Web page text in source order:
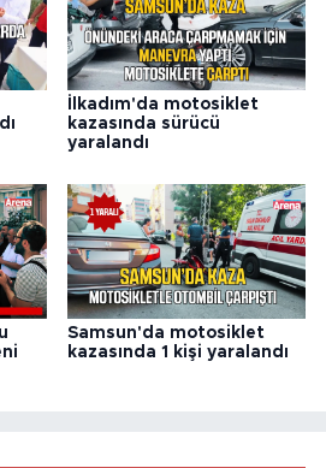
İlkadım'da motosiklet
kazasında sürücü
yaralandı
Samsun'da motosiklet
kazasında 1 kişi yaralandı